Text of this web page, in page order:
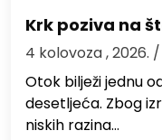
Krk poziva na
4 kolovoza , 2026. /
Otok bilježi jednu
desetljeća. Zbog
niskih razina…